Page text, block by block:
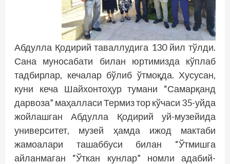
Абдулла Қодирий таваллудига 130 йил тўлди.
Сана муносабати билан юртимизда кўплаб
тадбирлар, кечалар бўлиб ўтмоқда. Хусусан,
куни кеча Шайхонтоҳур тумани “Самарқанд
дарвоза” маҳалласи Термиз тор кўчаси 35-уйда
жойлашган Абдулла Қодирий уй-музейида
университет, музей ҳамда ижод мактаби
жамоалари ташаббуси билан “Ўтмишга
айланмаган “Ўткан кунлар” номли адабий-